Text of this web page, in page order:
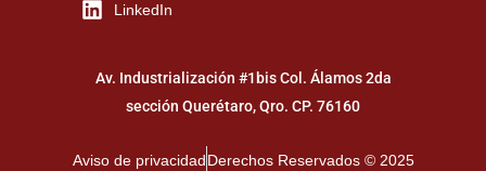
LinkedIn
Av. Industrialización #1bis Col. Álamos 2da
sección Querétaro, Qro. CP. 76160
Aviso de privacidadDerechos Reservados © 2025